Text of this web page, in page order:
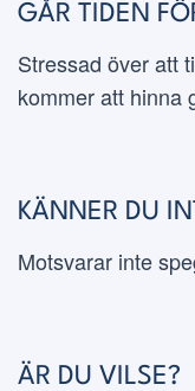
GÅR TIDEN
Stressad över att
kommer att hinna
KÄNNER DU
Motsvarar inte
ÄR DU VILSE?